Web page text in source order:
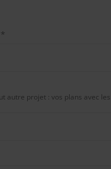
autre projet : vos plans avec les